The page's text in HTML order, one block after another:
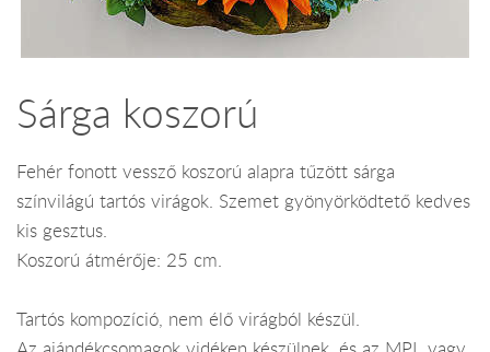
Sárga koszorú
Fehér fonott vessző koszorú alapra tűzött sárga
színvilágú tartós virágok. Szemet gyönyörködtető kedves
kis gesztus.
Koszorú átmérője: 25 cm.
Tartós kompozíció, nem élő virágból készül.